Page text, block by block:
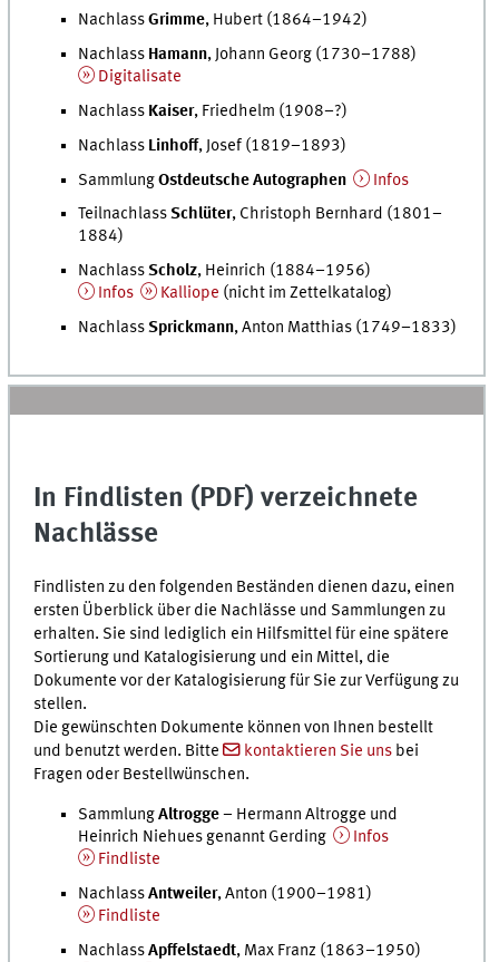
NachlassGrimme, Hubert (1864–1942)
Nachlass Hamann, Johann Georg (1730–1788)
Digitalisate
Nachlass Kaiser, Friedhelm (1908–?)
Nachlass Linhoff, Josef (1819–1893)
SammlungOstdeutsche Autographen
Infos
TeilnachlassSchlüter, Christoph Bernhard (1801–
1884)
NachlassScholz, Heinrich (1884–1956)
Infos
Kalliope (nicht im Zettelkatalog)
NachlassSprickmann, Anton Matthias (1749–1833)
In Findlisten (PDF) verzeichnete
Nachlässe
Findlisten zu den folgenden Beständen dienen dazu, einen
ersten Überblick über die Nachlässe und Sammlungen zu
erhalten. Sie sind lediglich ein Hilfsmittel für eine spätere
Sortierung und Katalogisierung und ein Mittel, die
Dokumente vor der Katalogisierung für Sie zur Verfügung zu
stellen.
Die gewünschten Dokumente können von Ihnen bestellt
und benutzt werden. Bitte
kontaktieren Sie uns bei
Fragen oder Bestellwünschen.
SammlungAltrogge– Hermann Altrogge und
Heinrich Niehues genannt Gerding
Infos
Findliste
NachlassAntweiler, Anton (1900–1981)
Findliste
NachlassApffelstaedt, Max Franz (1863–1950)